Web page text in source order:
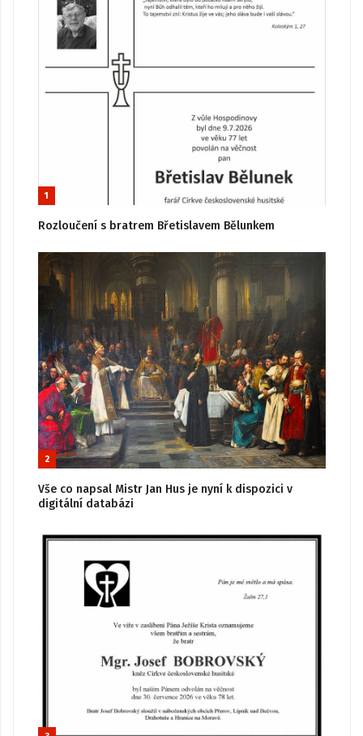
1
Rozloučení s bratrem Břetislavem Bělunkem
2
Vše co napsal Mistr Jan Hus je nyní k dispozici v
digitální databázi